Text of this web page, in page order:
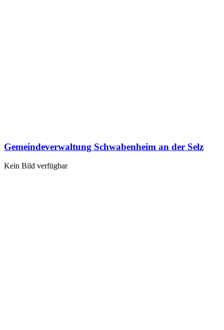
Gemeindeverwaltung Schwabenheim an der Selz
Kein Bild verfügbar